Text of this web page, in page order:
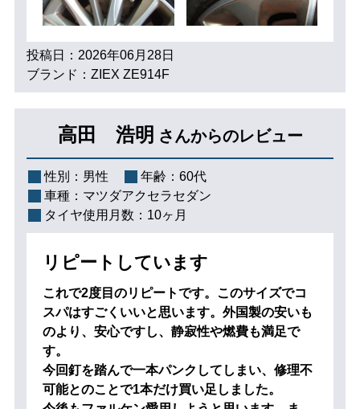
投稿日：2026年06月28日
ブランド：ZIEX ZE914F
高田 浩明 さんからのレビュー
性別： 男性 年齢： 60代
車種： マツダアクセラセダン
タイヤ使用月数： 10ヶ月
リピートしています
これで2度目のリピートです。このサイズでコ
スパはすごくいいと思います。外国製の安いも
のより、安心ですし、静寂性や燃費も満足で
す。
今回釘を踏んで一本パンクしてしまい、修理不
可能とのことで1本だけ買い足しました。